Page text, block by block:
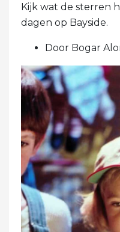
Kijk wat de sterren
dagen op Bayside.
Door Bogar